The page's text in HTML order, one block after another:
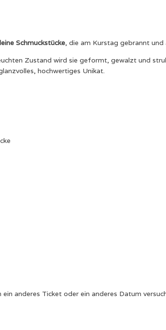
Schmuckstücke, die am Kurstag gebrannt
Zustand wird sie geformt, gewalzt und
hochwertiges Unikat.
anderes Ticket oder ein anderes Datum